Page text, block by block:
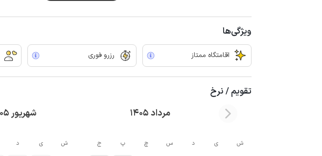
ویژگی‌ها
اقامتگاه ممتاز رزرو فوری
تقویم / نرخ
مرداد 1405 شهریور 1405
ش ی د س چ پ ج ش ی د